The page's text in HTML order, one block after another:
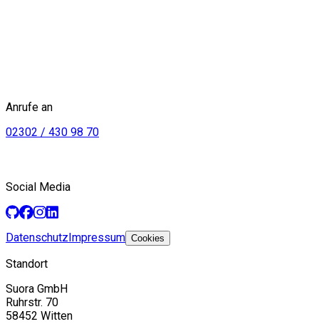
Anrufe an
02302 / 430 98 70
Social Media
GitHub
Facebook
Instagram
LinkedIn
Datenschutz Impressum Cookies
Standort
Suora GmbH
Ruhrstr. 70
58452 Witten